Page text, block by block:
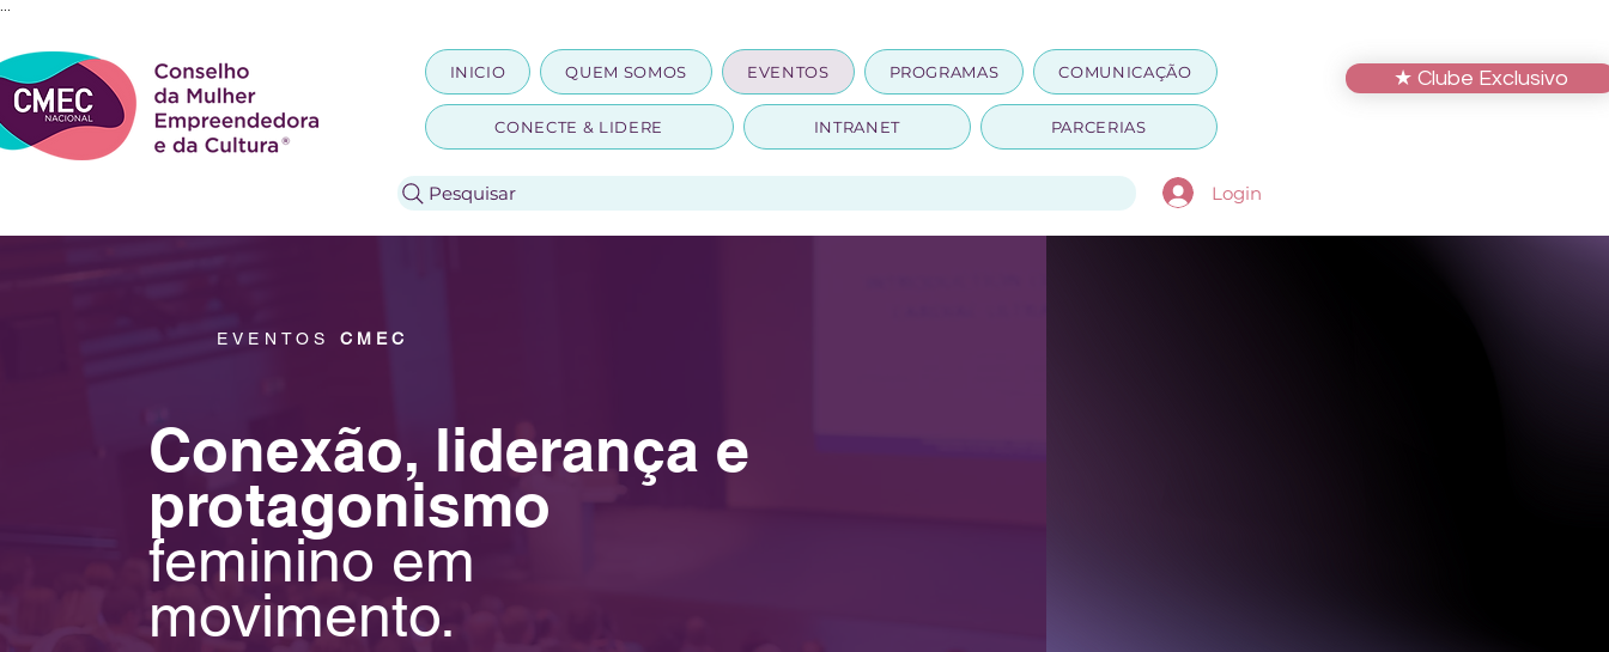
INICIO QUEM SOMOS EVENTOS PROGRAMAS COMUNICAÇÃO
CONECTE & LIDERE INTRANET PARCERIAS
Pesquisar Login
★ Clube Exclusivo
EVENTOS CMEC
Conexão, liderança e
protagonismo
feminino em
movimento.